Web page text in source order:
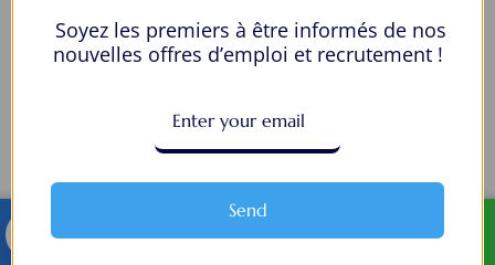
Soyez les premiers à être informés de nos
nouvelles offres d’emploi et recrutement !
Send